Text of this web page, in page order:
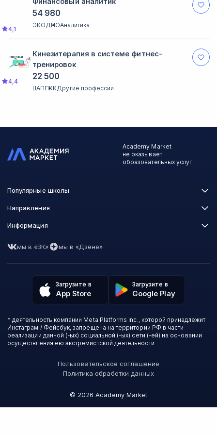
востребованную специальность.
ЭКОДПОАналитика
4,1
54 980
Кинезитерапия в системе фитнес-
тренировок
ЦАППККДругие профессии
4,4
22 500
Academy Market
не оказывает
образовательных услуг
Загрузите в
App Store
Загрузите в
Google Play
* деятельность компании Meta Platforms Inc., которой принадлежит
Инстаграм / Фейсбук, запрещена на территории РФ в части
реализации данной (-ых) социальной (-ых) сети (-ей) на основании
осуществления ею экстремистской деятельности
Пользовательское соглашение
Политика обработки данных
© 2026 Academy Market
Популярные школы
Skillbox
XYZ School
Skillfactory
Talentsy
ProductStar
Бруноям
EDPRO
Level One
Академия Эдюсон
Направления
Программирование
Маркетинг
Аналитика
Другие профессии
Красота и здоровье
Для детей и подростков
Психология
Информация
Часто задаваемые вопросы
Пользовательское соглашение
Политика обработки данных
Избранные курсы
Акции и скидки
О проекте
Контакты
мы в «ВК» мы в «Дзене»